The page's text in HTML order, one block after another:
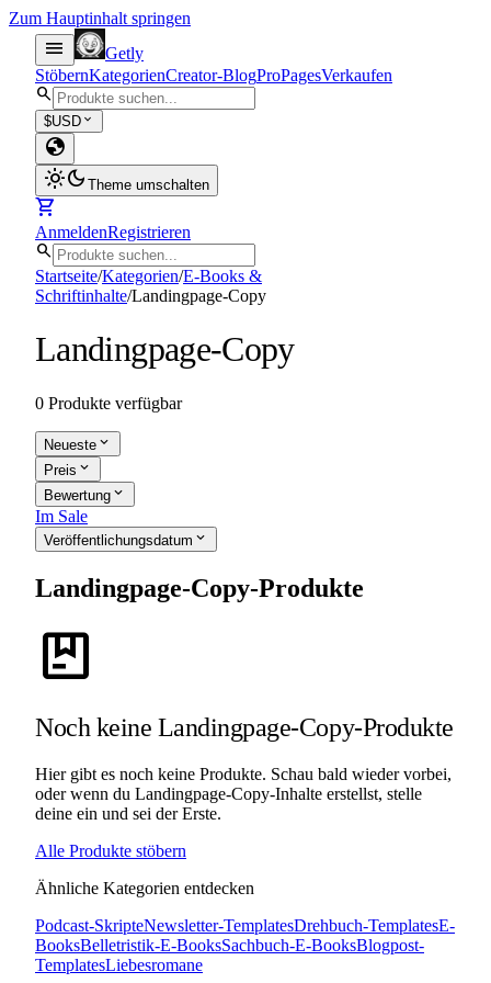
Zum Hauptinhalt springen
menu
Getly
StöbernKategorienCreator-BlogProPagesVerkaufen
search
$USD expand_more
globe
light_modedark_mode Theme umschalten
shopping_cart
AnmeldenRegistrieren
search
Startseite/Kategorien/E-Books &
Schriftinhalte/Landingpage-Copy
Landingpage-Copy
0 Produkte verfügbar
Neueste expand_more
Preis expand_more
Bewertung expand_more
Im Sale
Veröffentlichungsdatum expand_more
Landingpage-Copy-Produkte
package
Noch keine Landingpage-Copy-Produkte
Hier gibt es noch keine Produkte. Schau bald wieder vorbei,
oder wenn du Landingpage-Copy-Inhalte erstellst, stelle
deine ein und sei der Erste.
Alle Produkte stöbern
Ähnliche Kategorien entdecken
Podcast-SkripteNewsletter-TemplatesDrehbuch-TemplatesE-
BooksBelletristik-E-BooksSachbuch-E-BooksBlogpost-
TemplatesLiebesromane